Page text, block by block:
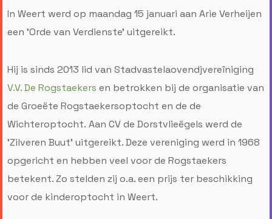
In Weert werd op maandag 15 januari aan Arie Verheijen
een 'Orde van Verdienste' uitgereikt.
Hij is sinds 2013 lid van Stadvastelaovendjvereîniging
V.V. De Rogstaekers en betrokken bij de organisatie van
de Groeëte Rogstaekersoptocht en de de
Wichteroptocht. Aan CV de Dorstvlieëgels werd de
'Zilveren Buut' uitgereikt. Deze vereniging werd in 1968
opgericht en hebben veel voor de Rogstaekers
betekent. Zo stelden zij o.a. een prijs ter beschikking
voor de kinderoptocht in Weert.